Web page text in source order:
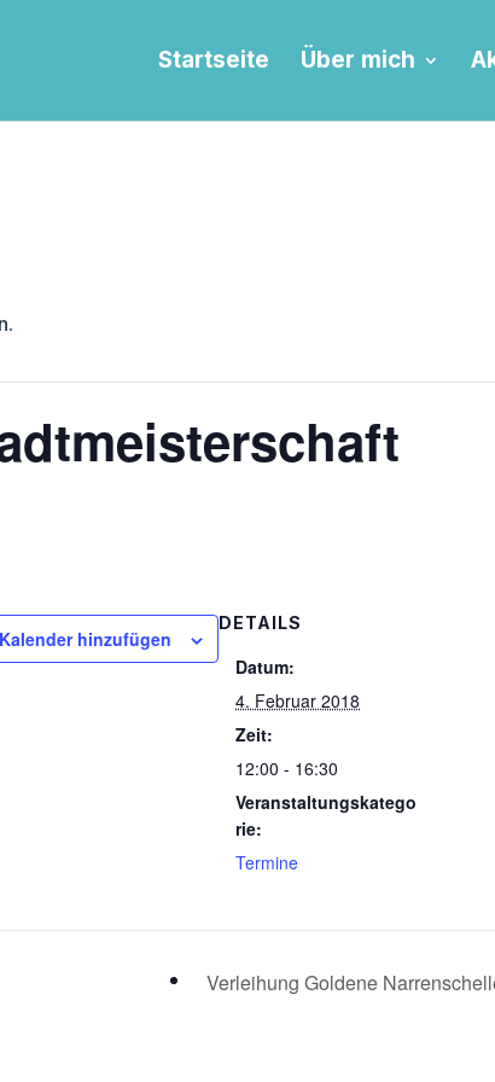
Startseite Über mich
hinzufügen
DETAILS
Datum:
4. Februar 2018
Zeit:
12:00 - 16:30
Veranstaltungskatego
rie:
Termine
Verleihung Goldene